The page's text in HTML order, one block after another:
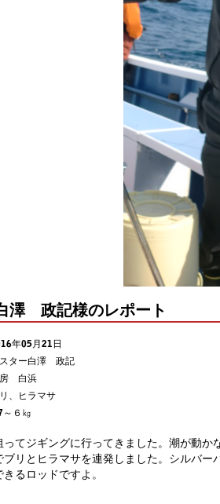
澤 政記様のレポート
年05月21日
ター白澤 政記
白浜
、ヒラマサ
～６㎏
ってジギングに行ってきました。潮が動
ブリとヒラマサを連発しました。シルバ
るロッドですよ。